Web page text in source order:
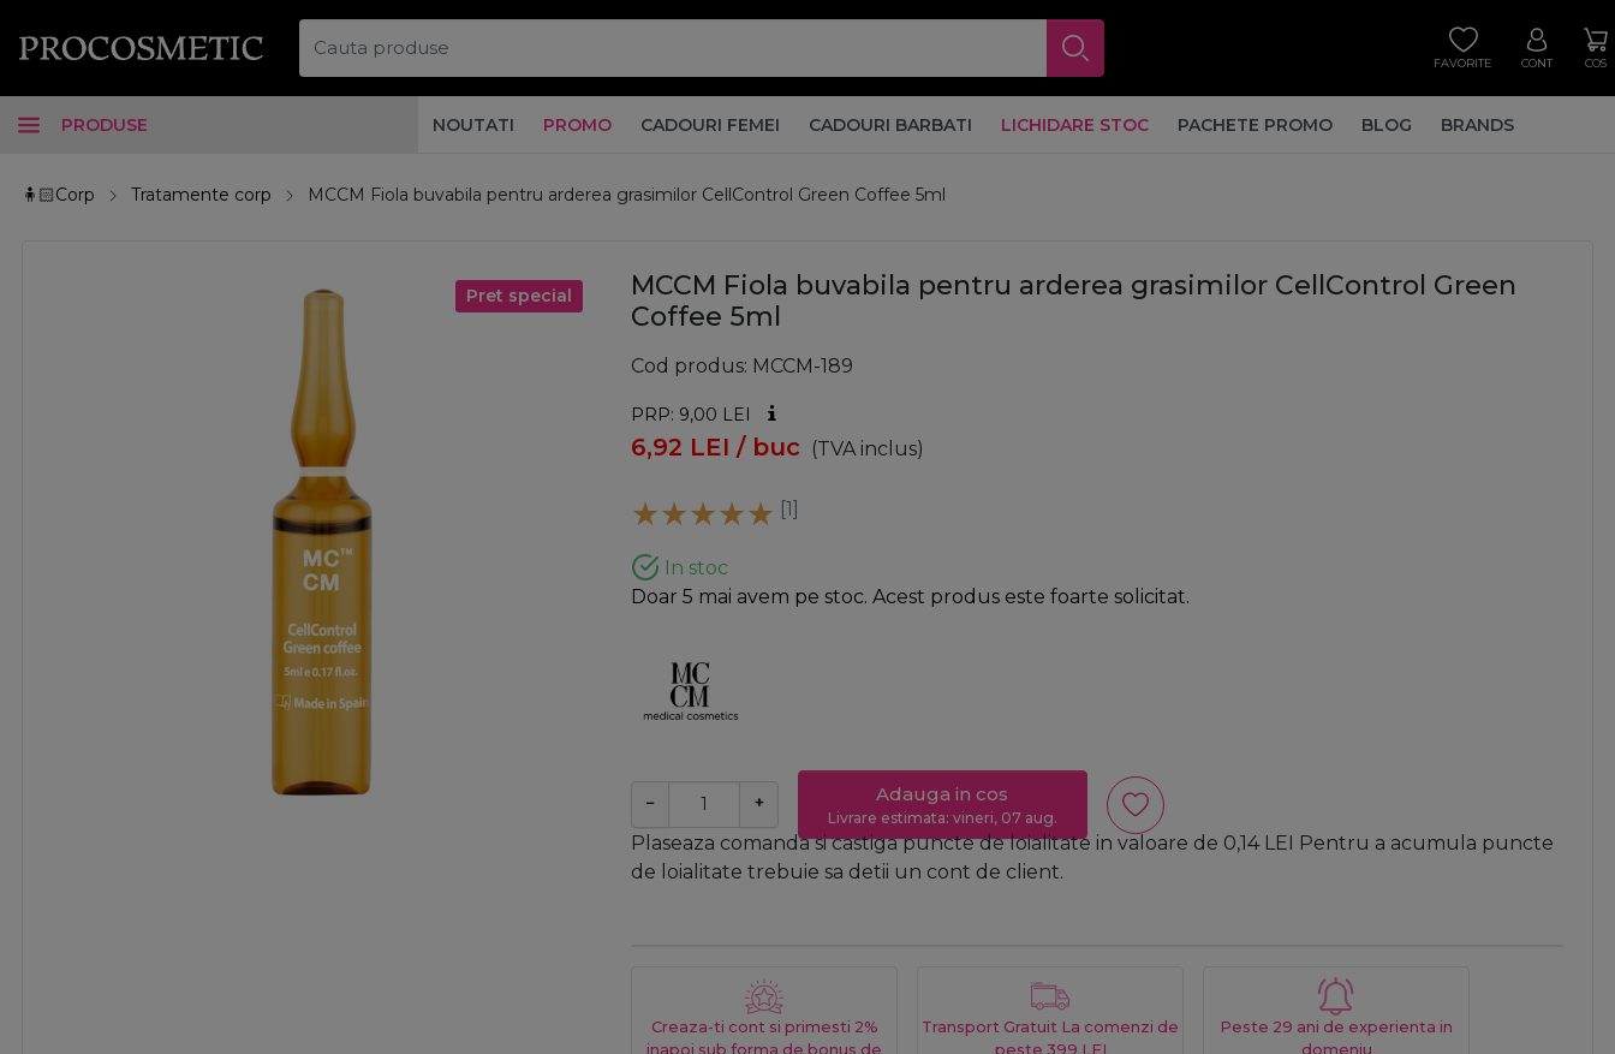
FAVORITE CONT COS
PRODUSE NOUTATI PROMO CADOURI FEMEI CADOURI BARBATI LICHIDARE STOC PACHETE PROMO BLOG BRANDS
🧍🏻Corp Tratamente corp MCCM Fiola buvabila pentru arderea grasimilor CellControl Green Coffee 5ml
Pret special
MCCM Fiola buvabila pentru arderea grasimilor CellControl Green
Coffee 5ml
Cod produs MCCM-189
PRP: 9,00 LEI
6,92 LEI / buc (TVA inclus)
[1]
In stoc
Doar 5 mai avem pe stoc. Acest produs este foarte solicitat.
− + Adauga in cos
Livrare estimata: vineri, 07 aug.
Plaseaza comanda si castiga puncte de loialitate in valoare de 0,14 LEI Pentru a acumula puncte
de loialitate trebuie sa detii un cont de client.
Creaza-ti cont si primesti 2%
inapoi sub forma de bonus de
Transport Gratuit La comenzi de
peste 399 LEI
Peste 29 ani de experienta in
domeniu